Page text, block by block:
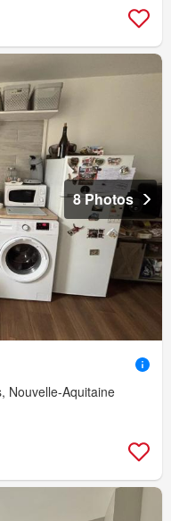
8 Photos
Nouvelle-Aquitaine